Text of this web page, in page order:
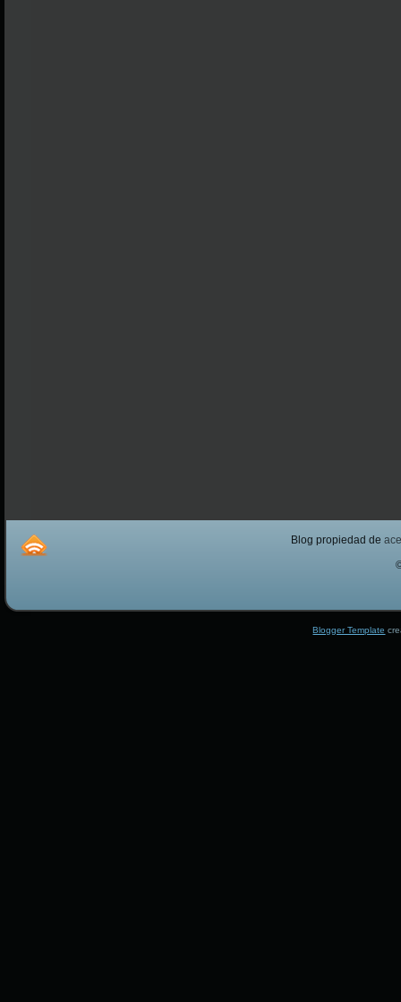
Blog propiedad de
Blogger Template